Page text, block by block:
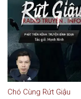
Chó Cùng Rứt Giậu